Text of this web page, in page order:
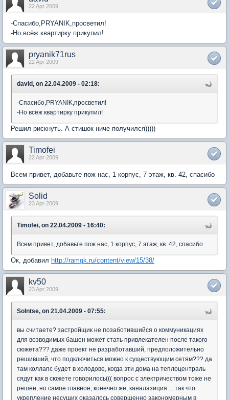
22 Apr 2009
-Спасибо,PRYANIK,просветил!
-Но всёж квартирку прикупил!
pryanik71rus
22 Apr 2009
david, on 22.04.2009 - 02:18:
-Спасибо,PRYANIK,просветил!
-Но всёж квартирку прикупил!
Решил рискнуть. А стишок ниче получился)))))
Timofei
22 Apr 2009
Всем привет, добавьте пож нас, 1 корпус, 7 этаж, кв. 42, спасибо
Solid
23 Apr 2009
Timofei, on 22.04.2009 - 16:40:
Всем привет, добавьте пож нас, 1 корпус, 7 этаж, кв. 42, спасибо
Ок, добавил http://ramgk.ru/content/view/15/38/
kv50
23 Apr 2009
Solntse, on 21.04.2009 - 07:55:
вы считаете? застройщик не позаботившийся о коммуникациях
для возводимых башен может стать привлекателен после такого
сюжета??? даже проект не разработавший, предположительно
решивший, что подключиться можно к существующим сетям??? да
там коллапс будет в холодове, когда эти дома на теплоцентраль
сядут как в сюжете говорилось((( вопрос с электричеством тоже не
решен, но самое главное, конечно же, каналазиция.... так что
укрепление несущих оказалось совершенно закономерным в